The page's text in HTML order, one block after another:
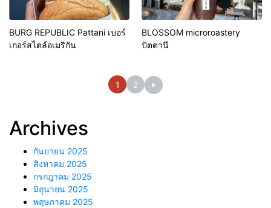
BURG REPUBLIC Pattani เบอร์
เกอร์สไตล์อเมริกัน
BLOSSOM microroastery
ปัตตานี
1 2
Archives
กันยายน 2025
สิงหาคม 2025
กรกฎาคม 2025
มิถุนายน 2025
พฤษภาคม 2025